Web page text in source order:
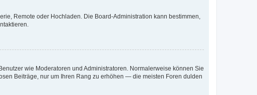
Remote oder Hochladen. Die Board-Administration kann bestimmen,
wie Moderatoren und Administratoren. Normalerweise können Sie
Beiträge, nur um Ihren Rang zu erhöhen — die meisten Foren dulden